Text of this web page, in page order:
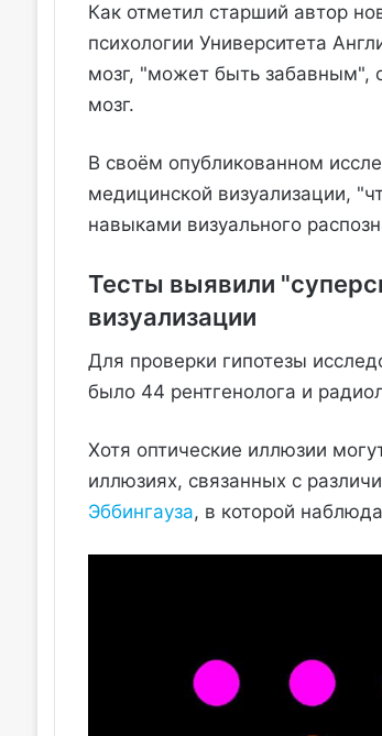
Как отметил старший автор
психологии Университета
мозг, "может быть забавным",
мозг.
В своём опубликованном
медицинской визуализации,
навыками визуального
Тесты выявили
визуализации
Для проверки гипотезы
было 44 рентгенолога и
Хотя оптические иллюзии
иллюзиях, связанных с
Эббингауза, в которой